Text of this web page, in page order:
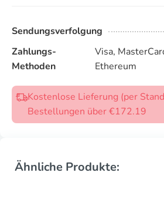
Sendungsverfolgung
Zahlungs-
Methoden
Visa,
Ethereum
Kostenlose Lieferung (per
Bestellungen über €172.19
Ähnliche Produkte: